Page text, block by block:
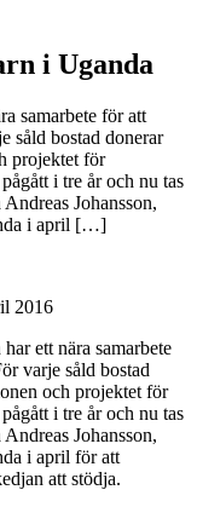
i Uganda
samarbete för att
såld bostad donerar
projektet för
i tre år och nu tas
Johansson,
i april […]
2016
ett nära samarbete
varje såld bostad
och projektet för
i tre år och nu tas
Johansson,
i april för att
att stödja.